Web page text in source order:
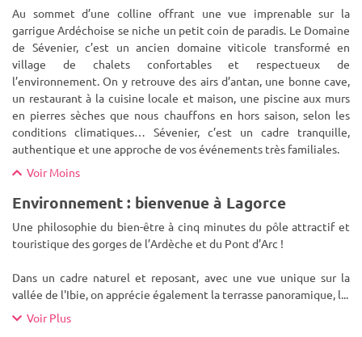
Au sommet d’une colline offrant une vue imprenable sur la
garrigue Ardéchoise se niche un petit coin de paradis. Le Domaine
de Sévenier, c’est un ancien domaine viticole transformé en
village de chalets confortables et respectueux de
l’environnement. On y retrouve des airs d’antan, une bonne cave,
un restaurant à la cuisine locale et maison, une piscine aux murs
en pierres sèches que nous chauffons en hors saison, selon les
conditions climatiques… Sévenier, c’est un cadre tranquille,
authentique et une approche de vos événements très familiales.
Voir Moins
Environnement : bienvenue à Lagorce
Une philosophie du bien-être à cinq minutes du pôle attractif et
touristique des gorges de l’Ardèche et du Pont d’Arc !
Dans un cadre naturel et reposant, avec une vue unique sur la
vallée de l'Ibie, on apprécie également la terrasse panoramique, l...
Voir Plus